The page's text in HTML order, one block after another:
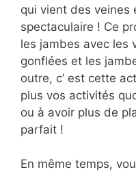
qui vient des veines
spectaculaire ! Ce
les jambes avec les
gonflées et les
outre, c’ est cette
plus vos activités
ou à avoir plus de
parfait !
En même temps,